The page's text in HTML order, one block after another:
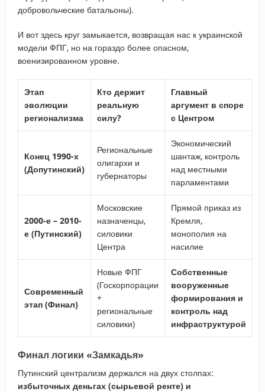
добровольческие батальоны).
И вот здесь круг замыкается, возвращая нас к украинской
модели ФПГ, но на гораздо более опасном,
военизированном уровне.
Этап
эволюции
регионализма
Кто держит
реальную
силу?
Главный
аргумент в споре
с Центром
Конец 1990-х
(Допутинский)
Региональные
олигархи и
губернаторы
Экономический
шантаж, контроль
над местными
парламентами
2000-е – 2010-
е (Путинский)
Московские
назначенцы,
силовики
Центра
Прямой приказ из
Кремля,
монополия на
насилие
Современный
этап (Финал)
Новые ФПГ
(Госкорпорации
+
региональные
силовики)
Собственные
вооруженные
формирования и
контроль над
инфраструктурой
Финал логики «Замкадья»
Путинский централизм держался на двух столпах:
избыточных деньгах (сырьевой ренте) и